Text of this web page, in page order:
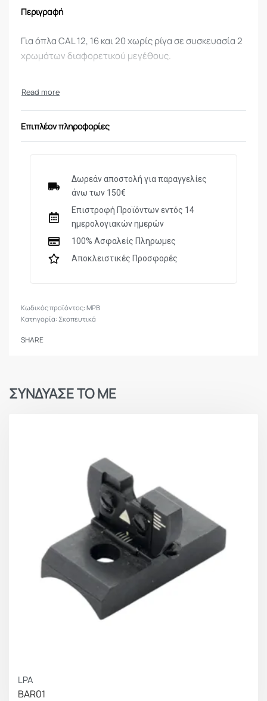
Περιγραφή
Για όπλα CAL 12, 16 και 20 χωρίς ρίγα σε συσκευασία 2
χρωμάτων διαφορετικού μεγέθους.
Επιπλέον πληροφορίες
Δωρεάν αποστολή για παραγγελίες
άνω των 150€
Επιστροφή Προϊόντων εντός 14
ημερολογιακών ημερών
100% Ασφαλείς Πληρωμες
Αποκλειστικές Προσφορές
MPB
Κατηγορία:Σκοπευτικά
SHARE
ΣΥΝΔΥΑΣΕ ΤΟ ΜΕ
LPA
BAR01